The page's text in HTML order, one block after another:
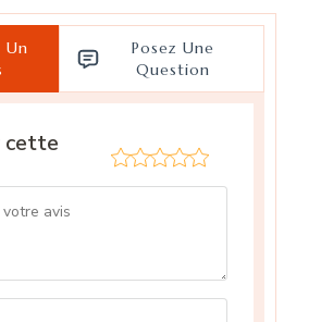
Un
Posez Une
Question
cette